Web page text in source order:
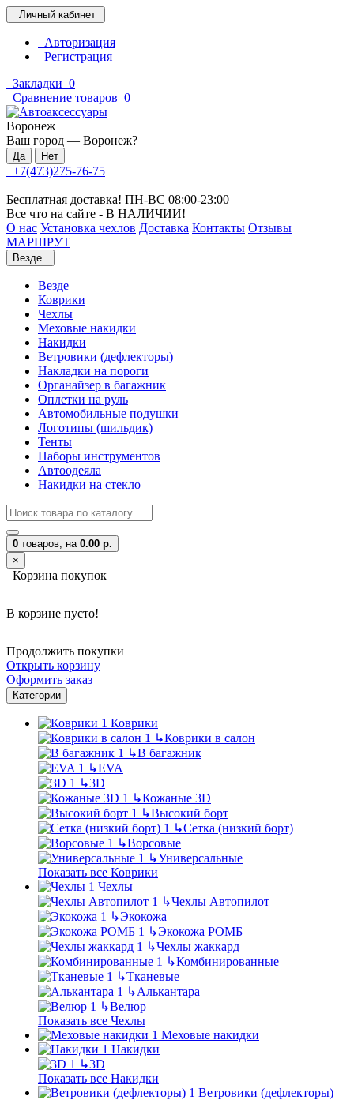
Личный кабинет
Авторизация
Регистрация
Закладки 0
Сравнение товаров 0
Воронеж
Ваш город — Воронеж?
+7(473)275-76-75
Бесплатная доставка! ПН-ВС 08:00-23:00
Все что на сайте - В НАЛИЧИИ!
О нас Установка чехлов Доставка Контакты Отзывы
МАРШРУТ
Везде
Везде
Коврики
Чехлы
Меховые накидки
Накидки
Ветровики (дефлекторы)
Накладки на пороги
Органайзер в багажник
Оплетки на руль
Автомобильные подушки
Логотипы (шильдик)
Тенты
Наборы инструментов
Автоодеяла
Накидки на стекло
0 товаров, на 0.00 р.
×
Корзина покупок
В корзине пусто!
Продолжить покупки
Открыть корзину
Оформить заказ
Категории
Коврики
↳Коврики в салон
↳В багажник
↳EVA
↳3D
↳Кожаные 3D
↳Высокий борт
↳Сетка (низкий борт)
↳Ворсовые
↳Универсальные
Показать все Коврики
Чехлы
↳Чехлы Автопилот
↳Экокожа
↳Экокожа РОМБ
↳Чехлы жаккард
↳Комбинированные
↳Тканевые
↳Алькантара
↳Велюр
Показать все Чехлы
Меховые накидки
Накидки
↳3D
Показать все Накидки
Ветровики (дефлекторы)